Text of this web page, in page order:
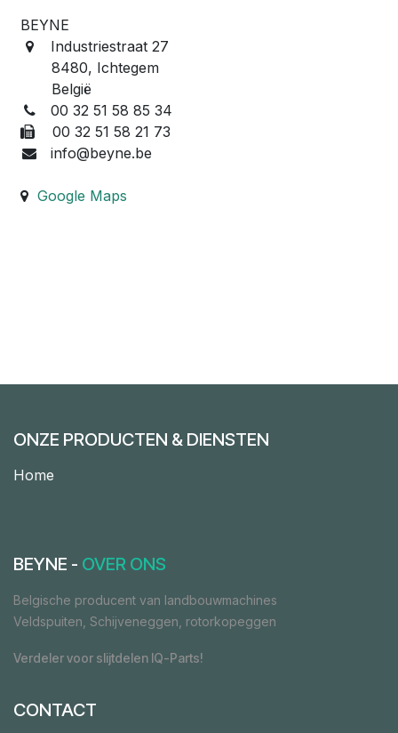
BEYNE
Industriestraat 27
8480, Ichtegem
België
00 32 51 58 85 34
00 32 51 58 21 73
info@beyne.be
Google Maps
ONZE PRODUCTEN & DIENSTEN
Home
BEYNE - OVER ONS
Belgische producent van landbouwmachines
Veldspuiten, Schijveneggen, rotorkopeggen
Verdeler voor slijtdelen IQ-Parts!
CONTACT